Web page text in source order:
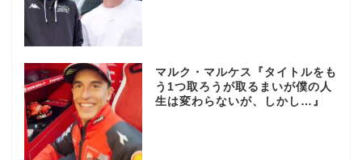
マルク・マルケス『タイトルをも
う1つ取ろうが取るまいが僕の人
生は変わらないが、しかし…』